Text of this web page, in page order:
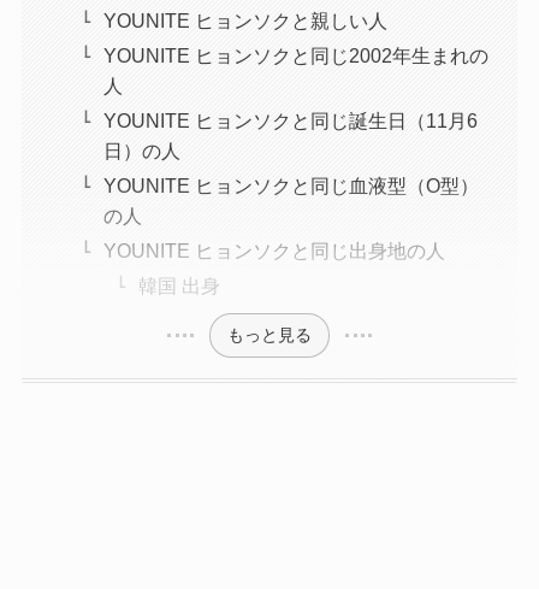
YOUNITE ヒョンソクと親しい人
YOUNITE ヒョンソクと同じ2002年生まれの
人
YOUNITE ヒョンソクと同じ誕生日（11月6
日）の人
YOUNITE ヒョンソクと同じ血液型（O型）
の人
YOUNITE ヒョンソクと同じ出身地の人
韓国 出身
もっと見る